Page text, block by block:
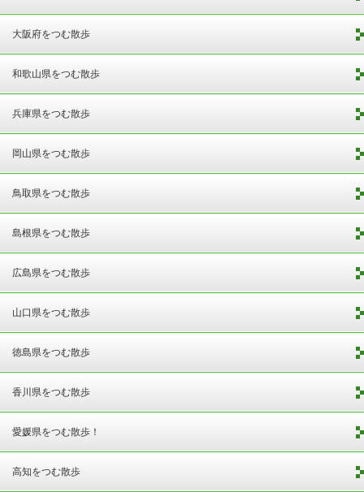
大阪府をつむ散歩
和歌山県をつむ散歩
兵庫県をつむ散歩
岡山県をつむ散歩
鳥取県をつむ散歩
島根県をつむ散歩
広島県をつむ散歩
山口県をつむ散歩
徳島県をつむ散歩
香川県をつむ散歩
愛媛県をつむ散歩！
高知をつむ散歩